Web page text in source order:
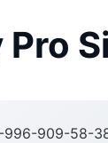
Pro
996-909-58-